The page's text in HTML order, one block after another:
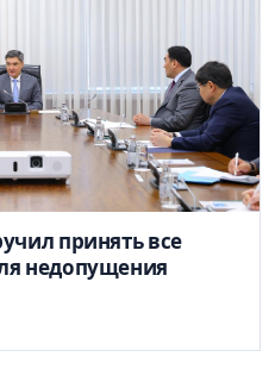
принять все
недопущения